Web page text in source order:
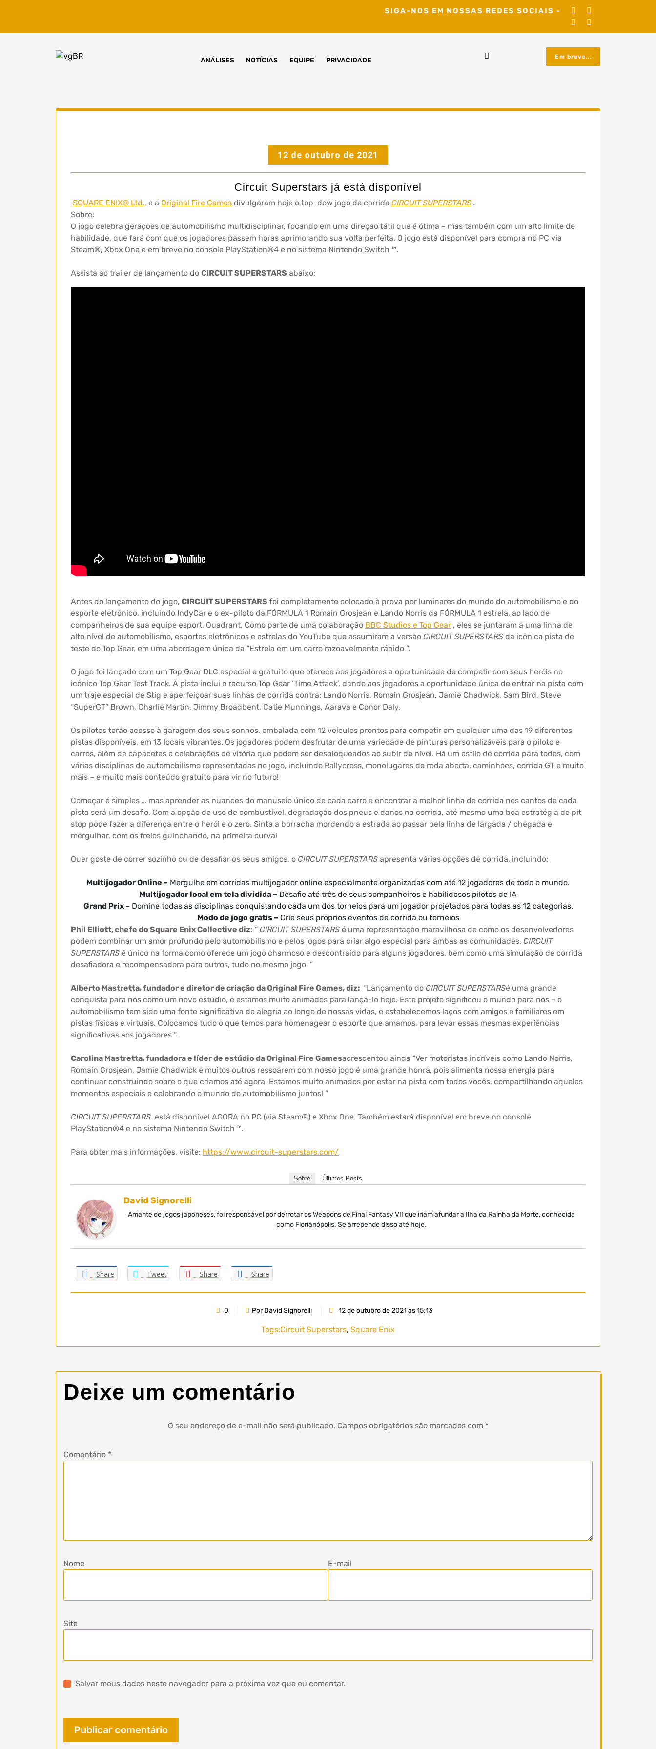
SIGA-NOS EM NOSSAS REDES SOCIAIS -
ANÁLISES NOTÍCIAS EQUIPE PRIVACIDADE Em breve...
12 de outubro de 2021
Circuit Superstars já está disponível
SQUARE ENIX® Ltd., e a Original Fire Games divulgaram hoje o top-dow jogo de corrida CIRCUIT SUPERSTARS .
Sobre:
O jogo celebra gerações de automobilismo multidisciplinar, focando em uma direção tátil que é ótima – mas também com um alto limite de
habilidade, que fará com que os jogadores passem horas aprimorando sua volta perfeita. O jogo está disponível para compra no PC via
Steam®, Xbox One e em breve no console PlayStation®4 e no sistema Nintendo Switch ™.
Assista ao trailer de lançamento do CIRCUIT SUPERSTARS abaixo:
Antes do lançamento do jogo, CIRCUIT SUPERSTARS foi completamente colocado à prova por luminares do mundo do automobilismo e do
esporte eletrônico, incluindo IndyCar e o ex-piloto da FÓRMULA 1 Romain Grosjean e Lando Norris da FÓRMULA 1 estrela, ao lado de
companheiros de sua equipe esport, Quadrant. Como parte de uma colaboração BBC Studios e Top Gear , eles se juntaram a uma linha de
alto nível de automobilismo, esportes eletrônicos e estrelas do YouTube que assumiram a versão CIRCUIT SUPERSTARS da icônica pista de
teste do Top Gear, em uma abordagem única da “Estrela em um carro razoavelmente rápido ”.
O jogo foi lançado com um Top Gear DLC especial e gratuito que oferece aos jogadores a oportunidade de competir com seus heróis no
icônico Top Gear Test Track. A pista inclui o recurso Top Gear ‘Time Attack’, dando aos jogadores a oportunidade única de entrar na pista com
um traje especial de Stig e aperfeiçoar suas linhas de corrida contra: Lando Norris, Romain Grosjean, Jamie Chadwick, Sam Bird, Steve
“SuperGT” Brown, Charlie Martin, Jimmy Broadbent, Catie Munnings, Aarava e Conor Daly.
Os pilotos terão acesso à garagem dos seus sonhos, embalada com 12 veículos prontos para competir em qualquer uma das 19 diferentes
pistas disponíveis, em 13 locais vibrantes. Os jogadores podem desfrutar de uma variedade de pinturas personalizáveis ​​para o piloto e
carros, além de capacetes e celebrações de vitória que podem ser desbloqueados ao subir de nível. Há um estilo de corrida para todos, com
várias disciplinas do automobilismo representadas no jogo, incluindo Rallycross, monolugares de roda aberta, caminhões, corrida GT e muito
mais – e muito mais conteúdo gratuito para vir no futuro!
Começar é simples … mas aprender as nuances do manuseio único de cada carro e encontrar a melhor linha de corrida nos cantos de cada
pista será um desafio. Com a opção de uso de combustível, degradação dos pneus e danos na corrida, até mesmo uma boa estratégia de pit
stop pode fazer a diferença entre o herói e o zero. Sinta a borracha mordendo a estrada ao passar pela linha de largada / chegada e
mergulhar, com os freios guinchando, na primeira curva!
Quer goste de correr sozinho ou de desafiar os seus amigos, o CIRCUIT SUPERSTARS apresenta várias opções de corrida, incluindo:
Multijogador Online – Mergulhe em corridas multijogador online especialmente organizadas com até 12 jogadores de todo o mundo.
Multijogador local em tela dividida – Desafie até três de seus companheiros e habilidosos pilotos de IA
Grand Prix –Domine todas as disciplinas conquistando cada um dos torneios para um jogador projetados para todas as 12 categorias.
Modo de jogo grátis –Crie seus próprios eventos de corrida ou torneios
Phil Elliott, chefe do Square Enix Collective diz: “ CIRCUIT SUPERSTARS é uma representação maravilhosa de como os desenvolvedores
podem combinar um amor profundo pelo automobilismo e pelos jogos para criar algo especial para ambas as comunidades. CIRCUIT
SUPERSTARS é único na forma como oferece um jogo charmoso e descontraído para alguns jogadores, bem como uma simulação de corrida
desafiadora e recompensadora para outros, tudo no mesmo jogo. ”
Alberto Mastretta, fundador e diretor de criação da Original Fire Games, diz: “Lançamento do CIRCUIT SUPERSTARSé uma grande
conquista para nós como um novo estúdio, e estamos muito animados para lançá-lo hoje. Este projeto significou o mundo para nós – o
automobilismo tem sido uma fonte significativa de alegria ao longo de nossas vidas, e estabelecemos laços com amigos e familiares em
pistas físicas e virtuais. Colocamos tudo o que temos para homenagear o esporte que amamos, para levar essas mesmas experiências
significativas aos jogadores ”.
Carolina Mastretta, fundadora e líder de estúdio da Original Fire Gamesacrescentou ainda “Ver motoristas incríveis como Lando Norris,
Romain Grosjean, Jamie Chadwick e muitos outros ressoarem com nosso jogo é uma grande honra, pois alimenta nossa energia para
continuar construindo sobre o que criamos até agora. Estamos muito animados por estar na pista com todos vocês, compartilhando aqueles
momentos especiais e celebrando o mundo do automobilismo juntos! ”
CIRCUIT SUPERSTARS está disponível AGORA no PC (via Steam®) e Xbox One. Também estará disponível em breve no console
PlayStation®4 e no sistema Nintendo Switch ™.
Para obter mais informações, visite: https://www.circuit-superstars.com/
Sobre Últimos Posts
David Signorelli
Amante de jogos japoneses, foi responsável por derrotar os Weapons de Final Fantasy VII que iriam afundar a Ilha da Rainha da Morte, conhecida
como Florianópolis. Se arrepende disso até hoje.
Share Tweet Share Share
0 Por David Signorelli 12 de outubro de 2021 às 15:13
Tags:Circuit Superstars, Square Enix
Deixe um comentário
O seu endereço de e-mail não será publicado. Campos obrigatórios são marcados com *
Comentário *
Nome E-mail
Site
Salvar meus dados neste navegador para a próxima vez que eu comentar.